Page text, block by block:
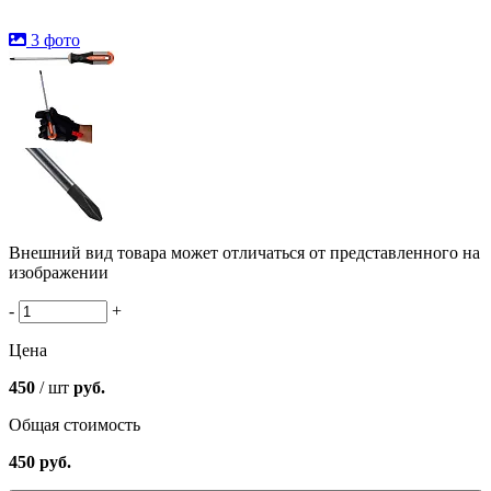
3 фото
Внешний вид товара может отличаться от представленного на
изображении
- +
Цена
450 / шт руб.
Общая стоимость
450 руб.